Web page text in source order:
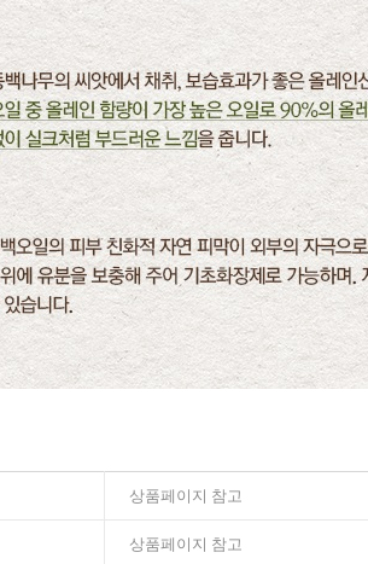
상품페이지 참고
상품페이지 참고